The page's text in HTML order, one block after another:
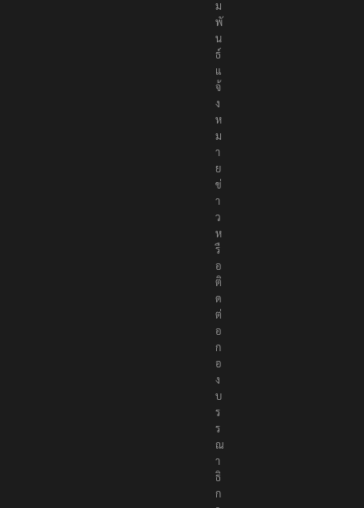
า
สั
ม
พั
น
ธ์
แ
จ้
ง
ห
ม
า
ย
ข่
า
ว
ห
รื
อ
ติ
ด
ต่
อ
ก
อ
ง
บ
ร
ร
ณ
า